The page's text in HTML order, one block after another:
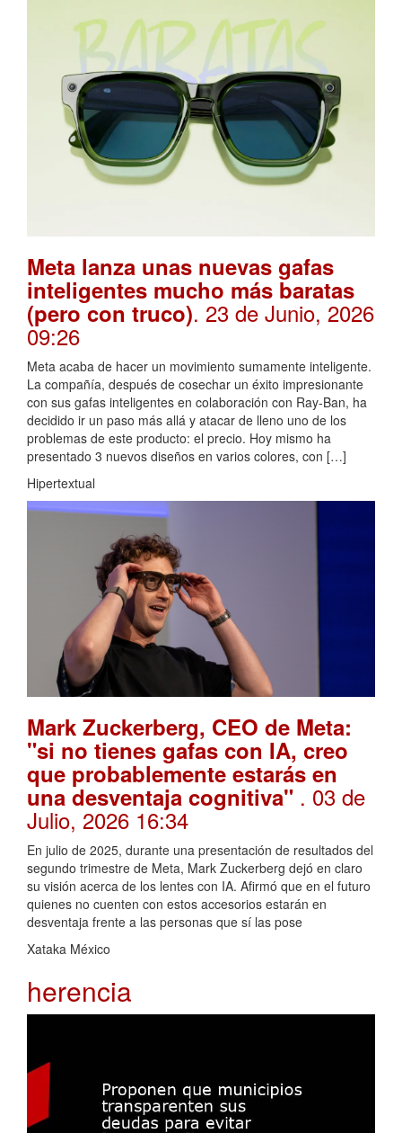
Meta lanza unas nuevas gafas
inteligentes mucho más baratas
(pero con truco). 23 de Junio, 2026
09:26
Meta acaba de hacer un movimiento sumamente inteligente.
La compañía, después de cosechar un éxito impresionante
con sus gafas inteligentes en colaboración con Ray-Ban, ha
decidido ir un paso más allá y atacar de lleno uno de los
problemas de este producto: el precio. Hoy mismo ha
presentado 3 nuevos diseños en varios colores, con […]
Hipertextual
Mark Zuckerberg, CEO de Meta:
"si no tienes gafas con IA, creo
que probablemente estarás en
una desventaja cognitiva" . 03 de
Julio, 2026 16:34
En julio de 2025, durante una presentación de resultados del
segundo trimestre de Meta, Mark Zuckerberg dejó en claro
su visión acerca de los lentes con IA. Afirmó que en el futuro
quienes no cuenten con estos accesorios estarán en
desventaja frente a las personas que sí las pose
Xataka México
herencia